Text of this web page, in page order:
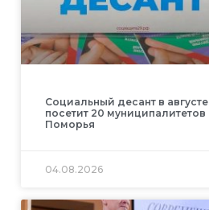
Социальный десант в августе
посетит 20 муниципалитетов
Поморья
04.08.2026